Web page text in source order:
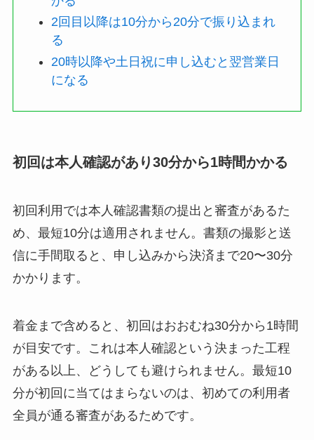
2回目以降は10分から20分で振り込まれ
る
20時以降や土日祝に申し込むと翌営業日
になる
初回は本人確認があり30分から1時間かかる
初回利用では本人確認書類の提出と審査があるた
め、最短10分は適用されません。書類の撮影と送
信に手間取ると、申し込みから決済まで20〜30分
かかります。
着金まで含めると、初回はおおむね30分から1時間
が目安です。これは本人確認という決まった工程
がある以上、どうしても避けられません。最短10
分が初回に当てはまらないのは、初めての利用者
全員が通る審査があるためです。